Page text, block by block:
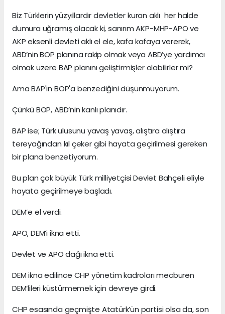
Biz Türklerin yüzyıllardır devletler kuran aklı her halde
dumura uğramış olacak ki, sanırım AKP-MHP-APO ve
AKP eksenli devleti aklı el ele, kafa kafaya vererek,
ABD’nin BOP planına rakip olmak veya ABD’ye yardımcı
olmak üzere BAP planını geliştirmişler olabilirler mi?
Ama BAP'ın BOP'a benzediğini düşünmüyorum.
Çünkü BOP, ABD’nin kanlı planıdır.
BAP ise; Türk ulusunu yavaş yavaş, alıştıra alıştıra
tereyağından kıl çeker gibi hayata geçirilmesi gereken
bir plana benzetiyorum.
Bu plan çok büyük Türk milliyetçisi Devlet Bahçeli eliyle
hayata geçirilmeye başladı.
DEM’e el verdi.
APO, DEM’i ikna etti.
Devlet ve APO dağı ikna etti.
DEM ikna edilince CHP yönetim kadroları mecburen
DEM’lileri küstürmemek için devreye girdi.
CHP esasında geçmişte Atatürk’ün partisi olsa da, son